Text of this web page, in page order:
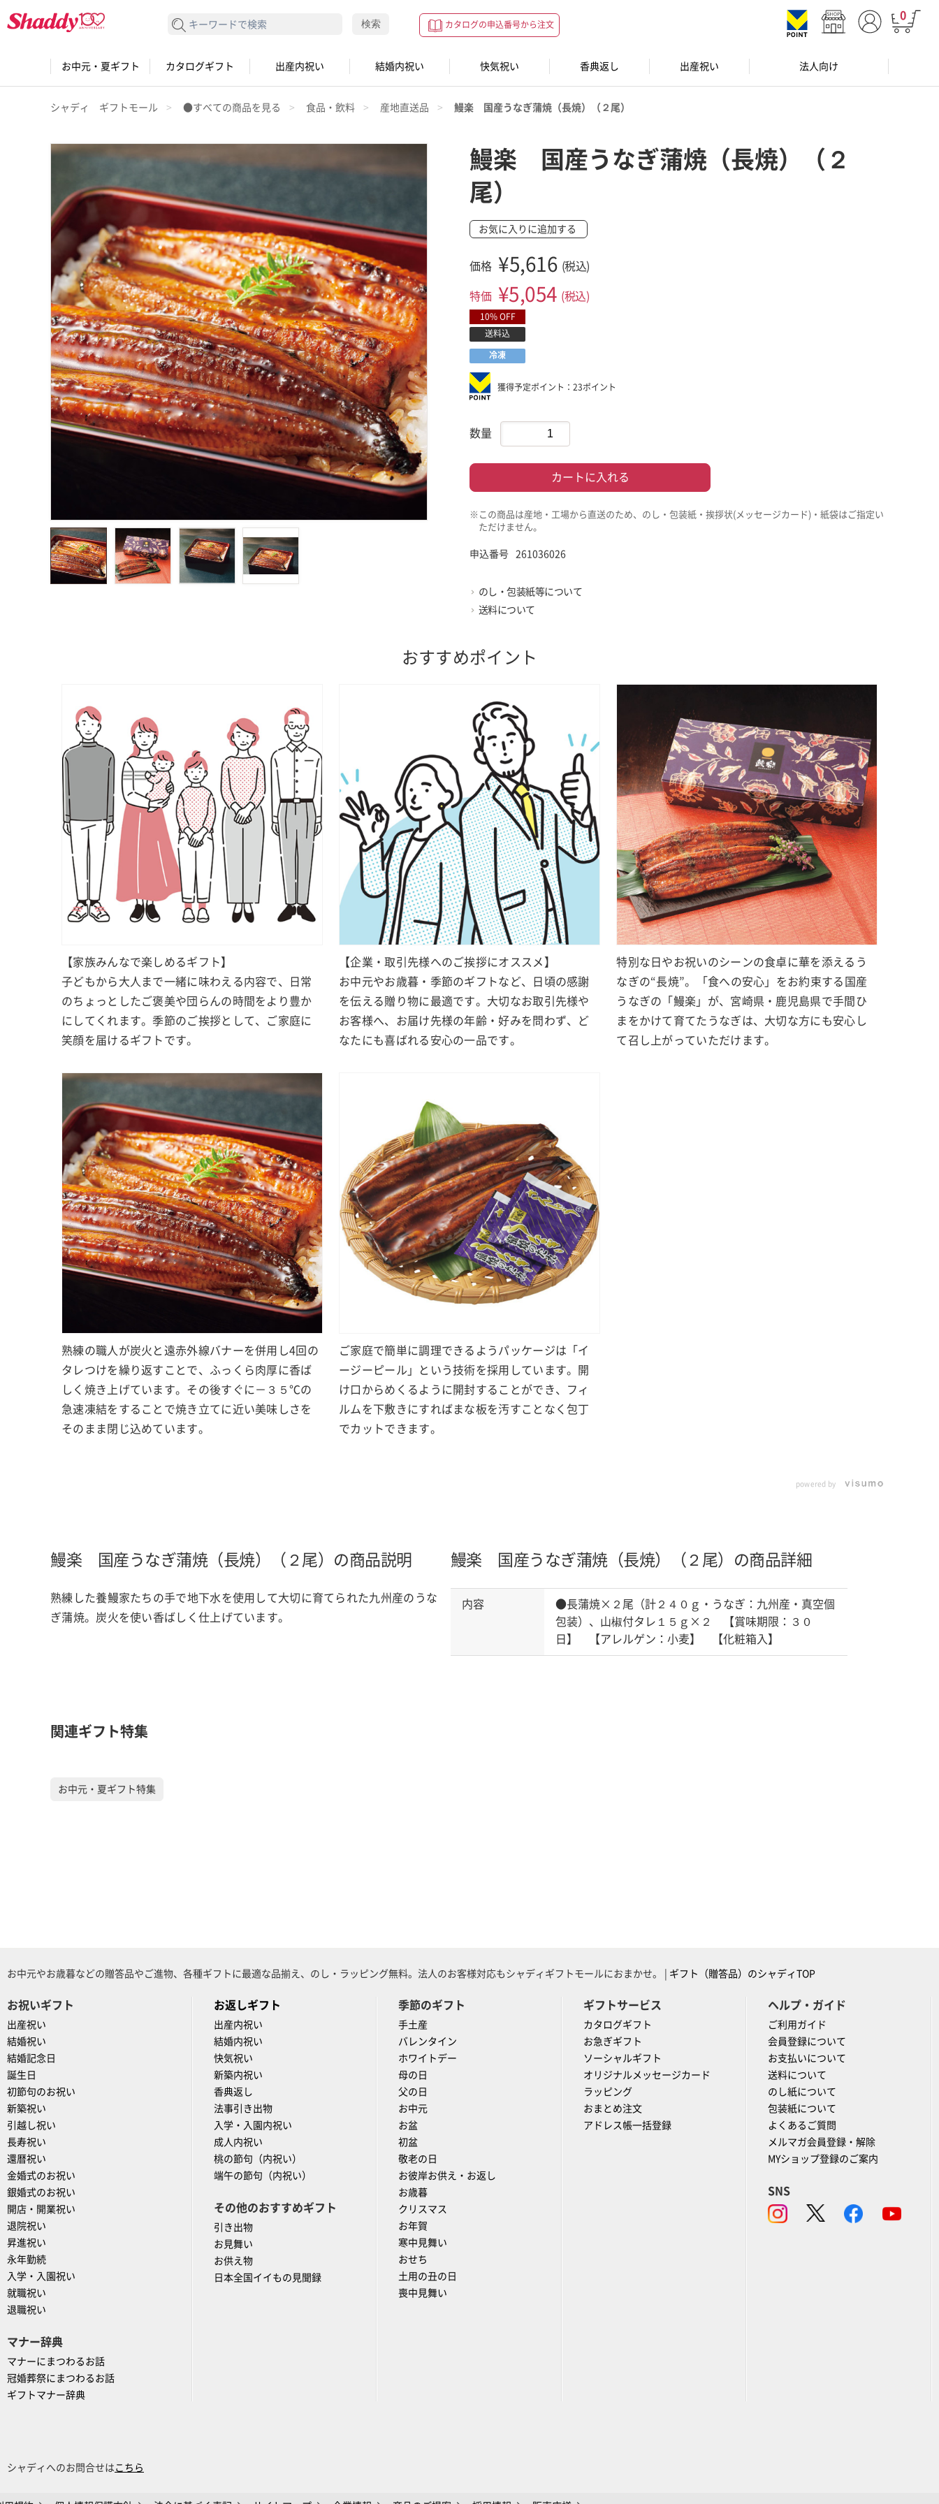
0
カタログの申込番号から注文
検索する 検索
お中元・夏ギフト カタログギフト 出産内祝い 結婚内祝い 快気祝い 香典返し 出産祝い 法人向け
シャディ ギフトモール ●すべての商品を見る 食品・飲料 産地直送品 鰻楽 国産うなぎ蒲焼（長焼）（２尾）
鰻楽 国産うなぎ蒲焼（長焼）（２
尾）
お気に入りに追加する
価格 ¥5,616 (税込)
特価 ¥5,054 (税込)
10% OFF
送料込
冷凍
獲得予定ポイント：23ポイント
数量
カートに入れる
※この商品は産地・工場から直送のため、のし・包装紙・挨拶状(メッセージカード)・紙袋はご指定い
ただけません。
申込番号 261036026
のし・包装紙等について
送料について
おすすめポイント
【家族みんなで楽しめるギフト】
子どもから大人まで一緒に味わえる内容で、日常
のちょっとしたご褒美や団らんの時間をより豊か
にしてくれます。季節のご挨拶として、ご家庭に
笑顔を届けるギフトです。
【企業・取引先様へのご挨拶にオススメ】
お中元やお歳暮・季節のギフトなど、日頃の感謝
を伝える贈り物に最適です。大切なお取引先様や
お客様へ、お届け先様の年齢・好みを問わず、ど
なたにも喜ばれる安心の一品です。
特別な日やお祝いのシーンの食卓に華を添えるう
なぎの“長焼”。「食への安心」をお約束する国産
うなぎの「鰻楽」が、宮崎県・鹿児島県で手間ひ
まをかけて育てたうなぎは、大切な方にも安心し
て召し上がっていただけます。
熟練の職人が炭火と遠赤外線バナーを併用し4回の
タレつけを繰り返すことで、ふっくら肉厚に香ば
しく焼き上げています。その後すぐに－３５℃の
急速凍結をすることで焼き立てに近い美味しさを
そのまま閉じ込めています。
ご家庭で簡単に調理できるようパッケージは「イ
ージーピール」という技術を採用しています。開
け口からめくるように開封することができ、フィ
ルムを下敷きにすればまな板を汚すことなく包丁
でカットできます。
powered by
鰻楽 国産うなぎ蒲焼（長焼）（２尾）の商品説明
熟練した養鰻家たちの手で地下水を使用して大切に育てられた九州産のうな
ぎ蒲焼。炭火を使い香ばしく仕上げています。
鰻楽 国産うなぎ蒲焼（長焼）（２尾）の商品詳細
内容
●長蒲焼×２尾（計２４０ｇ・うなぎ：九州産・真空個
包装）、山椒付タレ１５ｇ×２ 【賞味期限：３０
日】 【アレルゲン：小麦】 【化粧箱入】
関連ギフト特集
お中元・夏ギフト特集
お中元やお歳暮などの贈答品やご進物、各種ギフトに最適な品揃え、のし・ラッピング無料。法人のお客様対応もシャディギフトモールにおまかせ。 | ギフト（贈答品）のシャディTOP
お祝いギフト
出産祝い
結婚祝い
結婚記念日
誕生日
初節句のお祝い
新築祝い
引越し祝い
長寿祝い
還暦祝い
金婚式のお祝い
銀婚式のお祝い
開店・開業祝い
退院祝い
昇進祝い
永年勤続
入学・入園祝い
就職祝い
退職祝い
マナー辞典
マナーにまつわるお話
冠婚葬祭にまつわるお話
ギフトマナー辞典
お返しギフト
出産内祝い
結婚内祝い
快気祝い
新築内祝い
香典返し
法事引き出物
入学・入園内祝い
成人内祝い
桃の節句（内祝い）
端午の節句（内祝い）
その他のおすすめギフト
引き出物
お見舞い
お供え物
日本全国イイもの見聞録
季節のギフト
手土産
バレンタイン
ホワイトデー
母の日
父の日
お中元
お盆
初盆
敬老の日
お彼岸お供え・お返し
お歳暮
クリスマス
お年賀
寒中見舞い
おせち
土用の丑の日
喪中見舞い
ギフトサービス
カタログギフト
お急ぎギフト
ソーシャルギフト
オリジナルメッセージカード
ラッピング
おまとめ注文
アドレス帳一括登録
ヘルプ・ガイド
ご利用ガイド
会員登録について
お支払いについて
送料について
のし紙について
包装紙について
よくあるご質問
メルマガ会員登録・解除
MYショップ登録のご案内
SNS
シャディへのお問合せは こちら